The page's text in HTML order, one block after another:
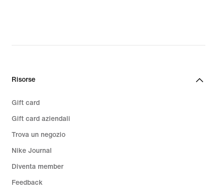
Risorse
Gift card
Gift card aziendali
Trova un negozio
Nike Journal
Diventa member
Feedback